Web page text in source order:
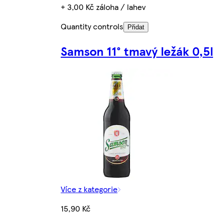
+ 3,00 Kč záloha / lahev
Quantity controls
Přidat
Samson 11° tmavý ležák 0,5l
Více z kategorie
15,90 Kč